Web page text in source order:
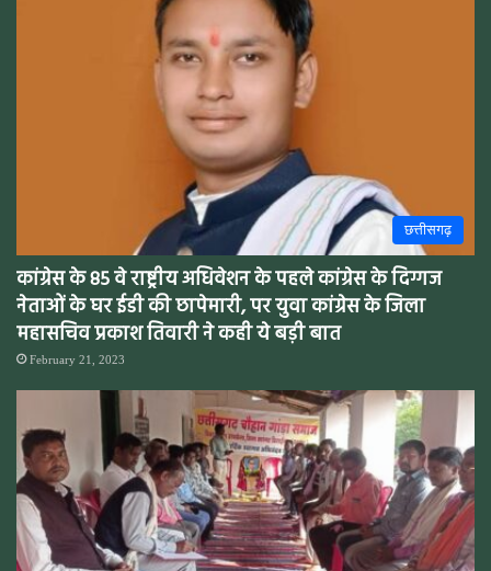
छत्तीसगढ़
कांग्रेस के 85 वे राष्ट्रीय अधिवेशन के पहले कांग्रेस के दिग्गज
नेताओं के घर ईडी की छापेमारी, पर युवा कांग्रेस के जिला
महासचिव प्रकाश तिवारी ने कही ये बड़ी बात
February 21, 2023